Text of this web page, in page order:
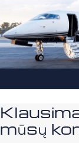
mūsų